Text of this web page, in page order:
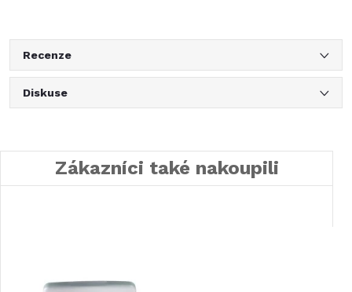
Recenze
Diskuse
Zákazníci také nakoupili